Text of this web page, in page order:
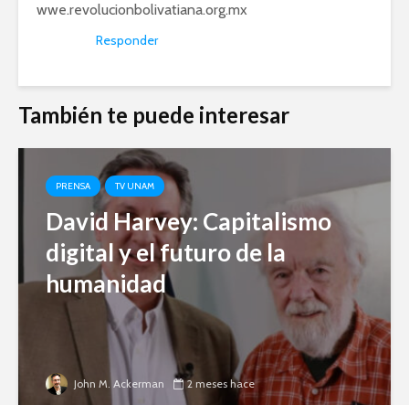
wwe.revolucionbolivatiana.org.mx
Responder
También te puede interesar
PRENSA TV UNAM
David Harvey: Capitalismo
digital y el futuro de la
humanidad
John M. Ackerman 2 meses hace